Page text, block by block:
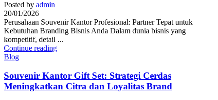
Posted by admin
20/01/2026
Perusahaan Souvenir Kantor Profesional: Partner Tepat untuk
Kebutuhan Branding Bisnis Anda Dalam dunia bisnis yang
kompetitif, detail ...
Continue reading
Blog
Souvenir Kantor Gift Set: Strategi Cerdas
Meningkatkan Citra dan Loyalitas Brand